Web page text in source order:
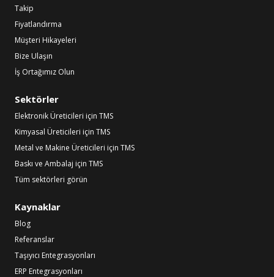
Takip
Fiyatlandırma
Müşteri Hikayeleri
Bize Ulaşın
İş Ortağımız Olun
Sektörler
Elektronik Üreticileri için TMS
Kimyasal Üreticileri için TMS
Metal ve Makine Üreticileri için TMS
Baskı ve Ambalaj için TMS
Tüm sektörleri görün
Kaynaklar
Blog
Referanslar
Taşıyıcı Entegrasyonları
ERP Entegrasyonları